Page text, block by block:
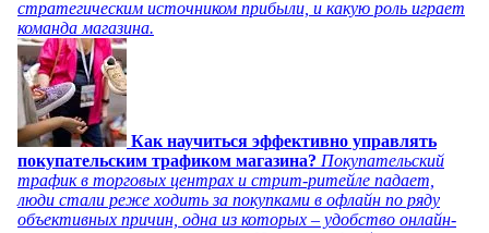
стратегическим источником прибыли, и какую роль играет
команда магазина.
Как научиться эффективно управлять
покупательским трафиком магазина? Покупательский
трафик в торговых центрах и стрит-ритейле падает,
люди стали реже ходить за покупками в офлайн по ряду
объективных причин, одна из которых – удобство онлайн-